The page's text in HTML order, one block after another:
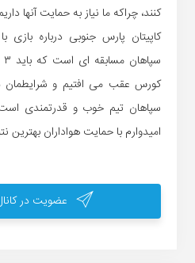
کنند، چراکه ما نیاز به حمایت آنها
کاپیتان پارس جنوبی درباره بازی
کورس عقب می افتیم و
سپاهان تیم خوب و قدرتمندی
امیدوارم با حمایت هواداران
عضویت در